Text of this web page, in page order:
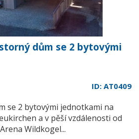
dům se 2 bytovými
ID: AT0409
se 2 bytovými jednotkami na
a v pěší vzdálenosti od
Wildkogel...